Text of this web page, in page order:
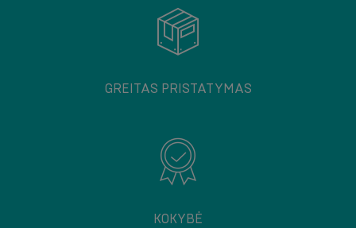
GREITAS PRISTATYMAS
KOKYBĖ